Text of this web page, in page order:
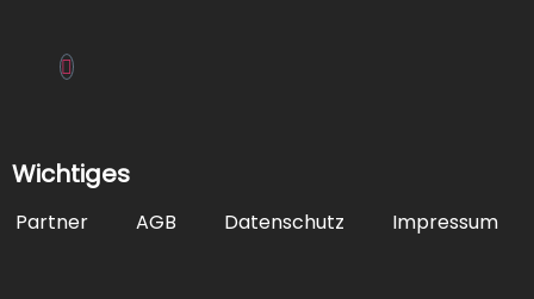
Wichtiges
Partner AGB Datenschutz Impressum